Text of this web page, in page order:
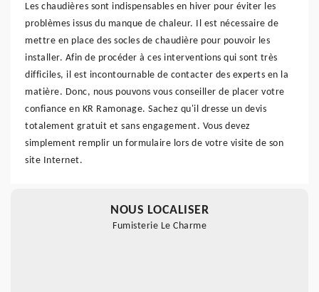
Les chaudières sont indispensables en hiver pour éviter les
problèmes issus du manque de chaleur. Il est nécessaire de
mettre en place des socles de chaudière pour pouvoir les
installer. Afin de procéder à ces interventions qui sont très
difficiles, il est incontournable de contacter des experts en la
matière. Donc, nous pouvons vous conseiller de placer votre
confiance en KR Ramonage. Sachez qu'il dresse un devis
totalement gratuit et sans engagement. Vous devez
simplement remplir un formulaire lors de votre visite de son
site Internet.
NOUS LOCALISER
Fumisterie Le Charme